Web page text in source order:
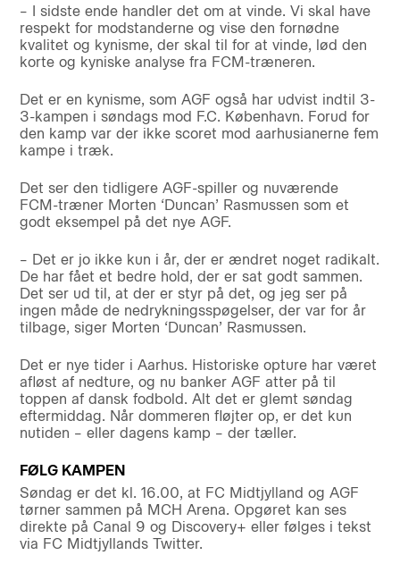
– I sidste ende handler det om at vinde. Vi skal have
respekt for modstanderne og vise den fornødne
kvalitet og kynisme, der skal til for at vinde, lød den
korte og kyniske analyse fra FCM-træneren.
Det er en kynisme, som AGF også har udvist indtil 3-
3-kampen i søndags mod F.C. København. Forud for
den kamp var der ikke scoret mod aarhusianerne fem
kampe i træk.
Det ser den tidligere AGF-spiller og nuværende
FCM-træner Morten ‘Duncan’ Rasmussen som et
godt eksempel på det nye AGF.
– Det er jo ikke kun i år, der er ændret noget radikalt.
De har fået et bedre hold, der er sat godt sammen.
Det ser ud til, at der er styr på det, og jeg ser på
ingen måde de nedrykningsspøgelser, der var for år
tilbage, siger Morten ‘Duncan’ Rasmussen.
Det er nye tider i Aarhus. Historiske opture har været
afløst af nedture, og nu banker AGF atter på til
toppen af dansk fodbold. Alt det er glemt søndag
eftermiddag. Når dommeren fløjter op, er det kun
nutiden – eller dagens kamp – der tæller.
FØLG KAMPEN
Søndag er det kl. 16.00, at FC Midtjylland og AGF
tørner sammen på MCH Arena. Opgøret kan ses
direkte på Canal 9 og Discovery+ eller følges i tekst
via FC Midtjyllands Twitter.